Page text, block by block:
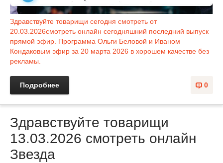
Здравствуйте товарищи сегодня смотреть от
20.03.2026смотреть онлайн сегодняшний последний выпуск
прямой эфир. Программа Ольги Беловой и Иваном
Кондаковым эфир за 20 марта 2026 в хорошем качестве без
рекламы.
0
Подробнее
Здравствуйте товарищи
13.03.2026 смотреть онлайн
Звезда